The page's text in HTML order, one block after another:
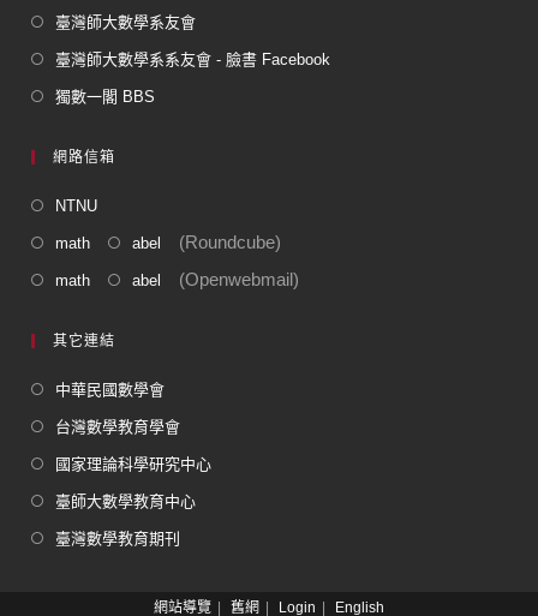
臺灣師大數學系友會
臺灣師大數學系系友會 - 臉書 Facebook
獨數一閣 BBS
網路信箱
NTNU
math abel (Roundcube)
math abel (Openwebmail)
其它連結
中華民國數學會
台灣數學教育學會
國家理論科學研究中心
臺師大數學教育中心
臺灣數學教育期刊
網站導覽 舊網 Login English